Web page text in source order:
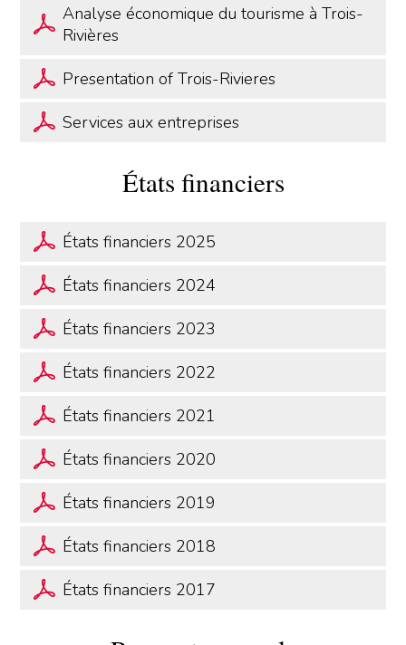
Analyse économique du tourisme à Trois-
Rivières
Presentation of Trois-Rivieres
Services aux entreprises
États financiers
États financiers 2025
États financiers 2024
États financiers 2023
États financiers 2022
États financiers 2021
États financiers 2020
États financiers 2019
États financiers 2018
États financiers 2017